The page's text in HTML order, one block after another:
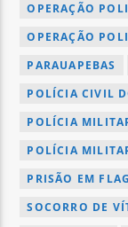
OPERAÇÃO
OPERAÇÃO
PARAUAPEBAS
POLÍCIA CIVIL
POLÍCIA
POLÍCIA
PRISÃO EM
SOCORRO DE